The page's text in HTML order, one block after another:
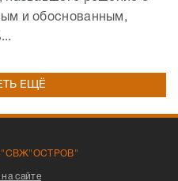
и обоснованным,
ЕЩЁ
"СВЖ"ОСТРОВ"
сайте